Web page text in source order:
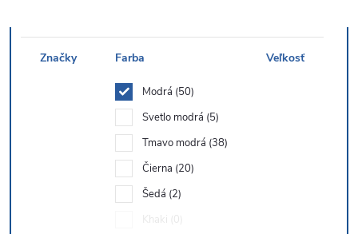
Značky Farba
Modrá 50
Svetlo modrá 5
Tmavo modrá 38
Čierna 20
Šedá 2
Khaki
0
Veľkosť